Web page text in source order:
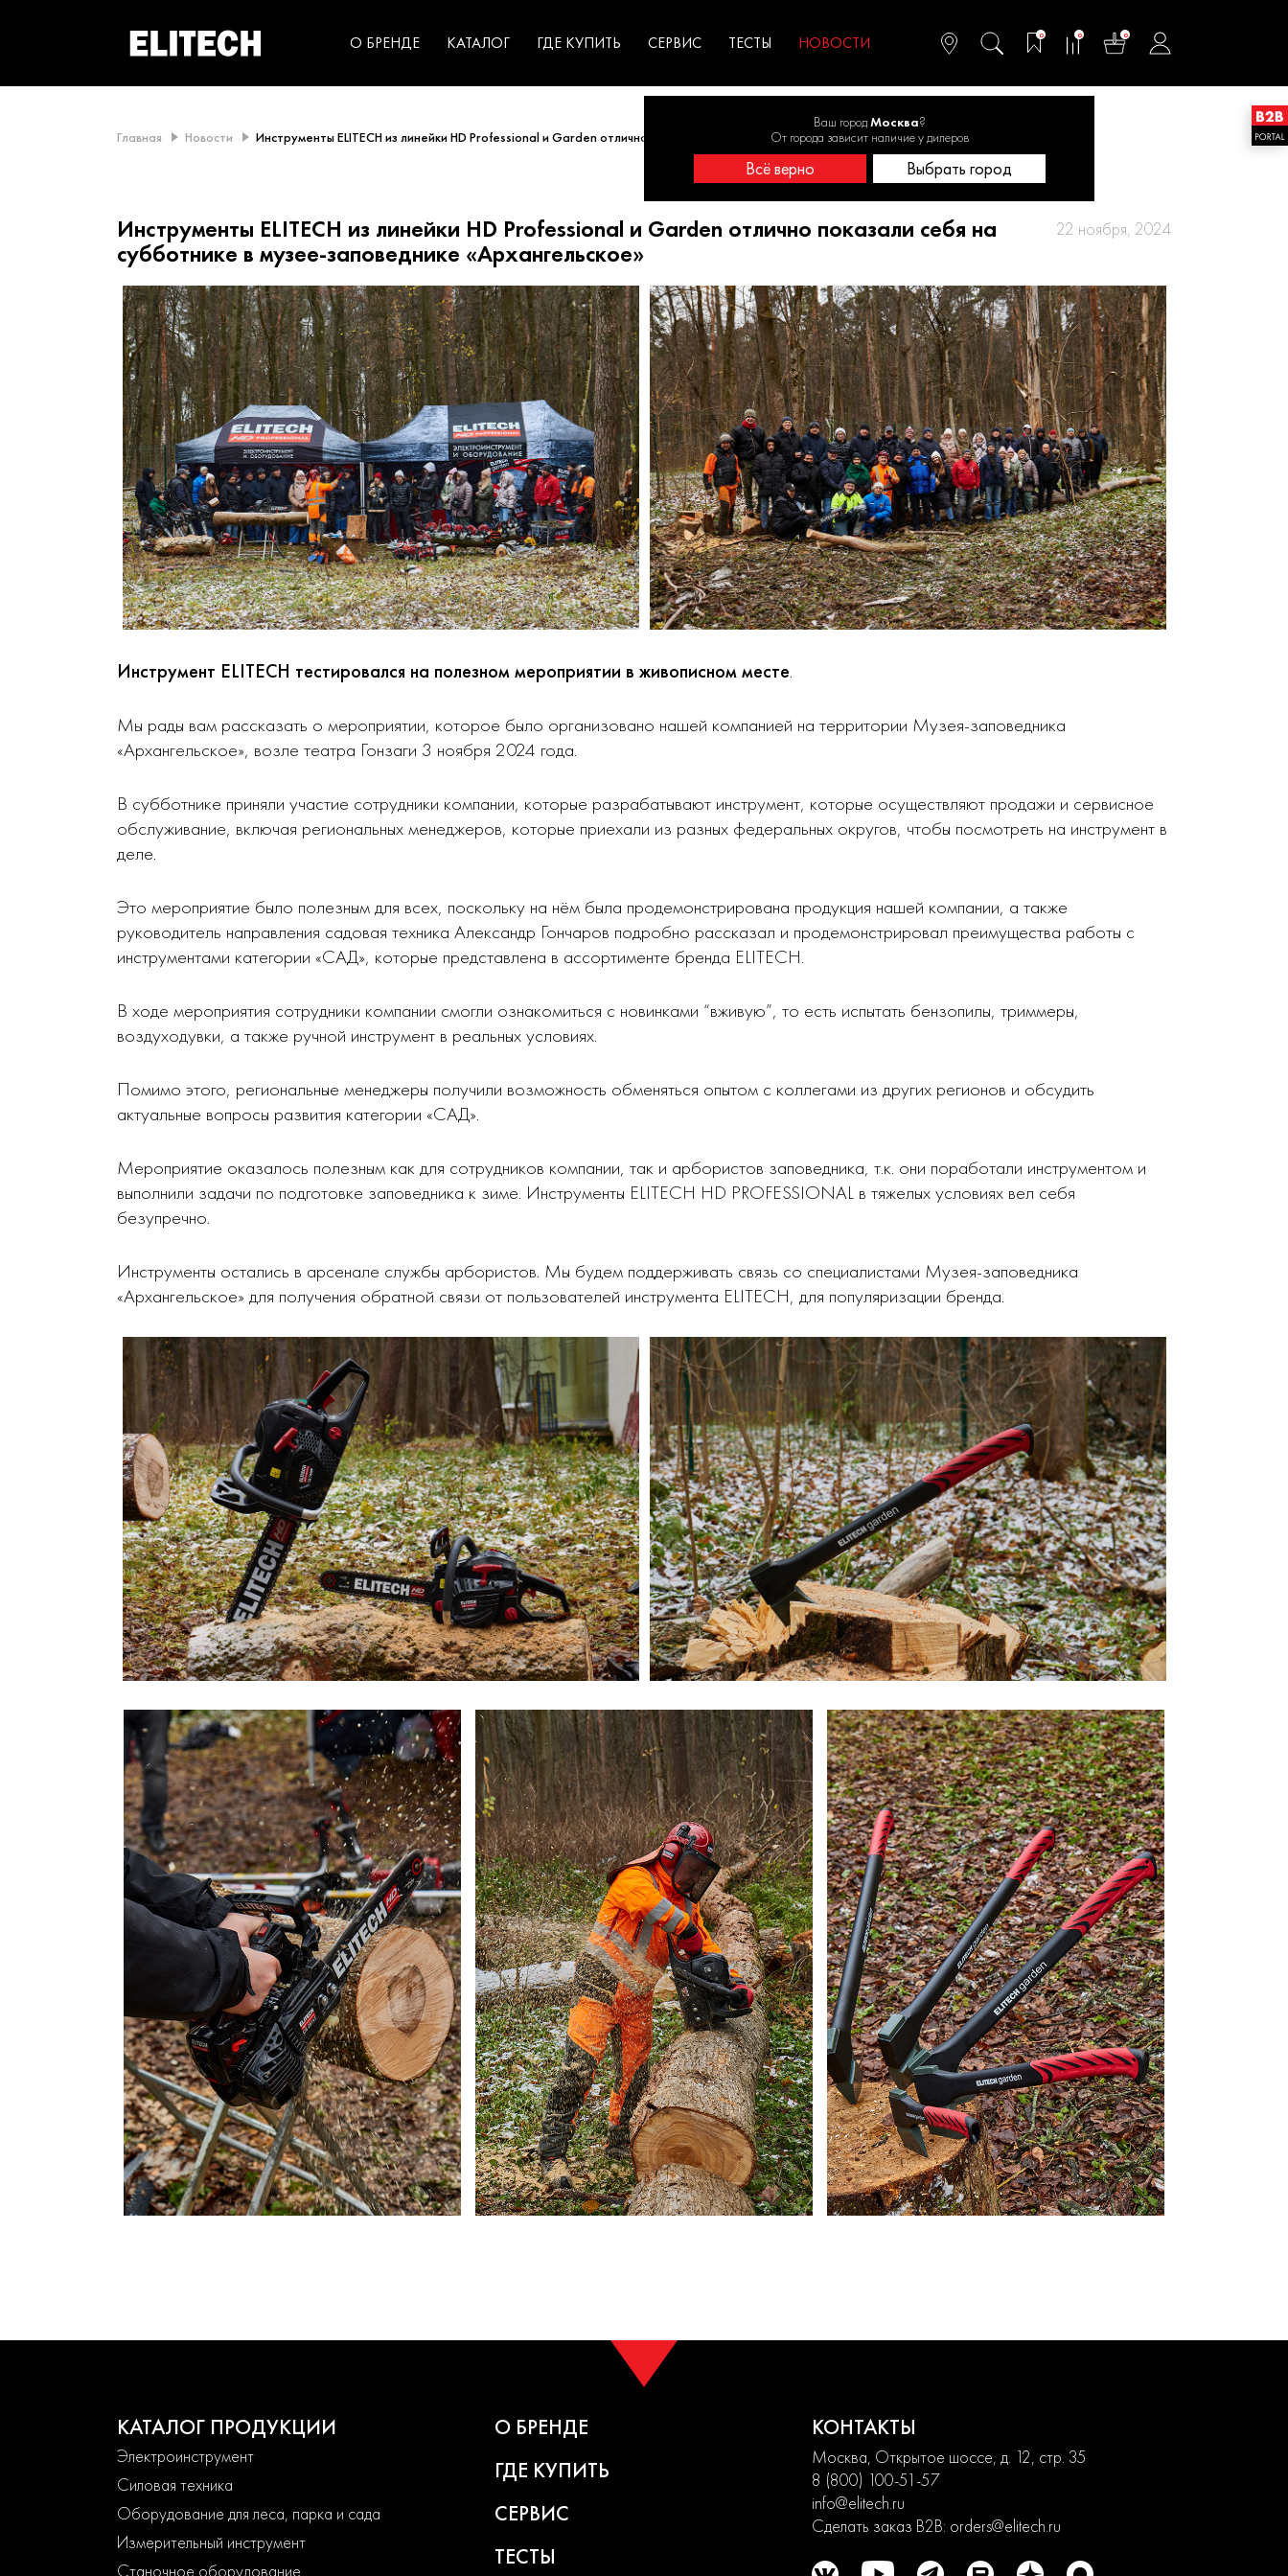
О БРЕНДЕ КАТАЛОГ садоводства
ГДЕ КУПИТЬ СЕРВИС ТЕСТЫ НОВОСТИ 0 0 0
Ваш городМосква?
От города зависит наличие у дилеров
Всё верно Выбрать город
Главная Новости Инструменты ELITECH из линейки HD Professional и Garden отлично показали себя на субботнике в музее-заповеднике «Архангельское»
Инструменты ELITECH из линейки HD Professional и Garden отлично показали себя на
субботнике в музее-заповеднике «Архангельское»
22 ноября, 2024
Инструмент ELITECH тестировался на полезном мероприятии в живописном месте.
Мы рады вам рассказать о мероприятии, которое было организовано нашей компанией на территории Музея-заповедника
«Архангельское», возле театра Гонзаги 3 ноября 2024 года.
В субботнике приняли участие сотрудники компании, которые разрабатывают инструмент, которые осуществляют продажи и сервисное
обслуживание, включая региональных менеджеров, которые приехали из разных федеральных округов, чтобы посмотреть на инструмент в
деле.
Это мероприятие было полезным для всех, поскольку на нём была продемонстрирована продукция нашей компании, а также
руководитель направления садовая техника Александр Гончаров подробно рассказал и продемонстрировал преимущества работы с
инструментами категории «САД», которые представлена в ассортименте бренда ELITECH.
В ходе мероприятия сотрудники компании смогли ознакомиться с новинками “вживую”, то есть испытать бензопилы, триммеры,
воздуходувки, а также ручной инструмент в реальных условиях.
Помимо этого, региональные менеджеры получили возможность обменяться опытом с коллегами из других регионов и обсудить
актуальные вопросы развития категории «САД».
Мероприятие оказалось полезным как для сотрудников компании, так и арбористов заповедника, т.к. они поработали инструментом и
выполнили задачи по подготовке заповедника к зиме. Инструменты ELITECH HD PROFESSIONAL в тяжелых условиях вел себя
безупречно.
Инструменты остались в арсенале службы арбористов. Мы будем поддерживать связь со специалистами Музея-заповедника
«Архангельское» для получения обратной связи от пользователей инструмента ELITECH, для популяризации бренда.
КАТАЛОГ ПРОДУКЦИИ
Электроинструмент
Силовая техника
Оборудование для леса, парка и сада
Измерительный инструмент
Станочное оборудование
О БРЕНДЕ
ГДЕ КУПИТЬ
СЕРВИС
ТЕСТЫ
КОНТАКТЫ
Москва, Открытое шоссе, д. 12, стр. 35
8 (800) 100-51-57
info@elitech.ru
Сделать заказ B2B: orders@elitech.ru